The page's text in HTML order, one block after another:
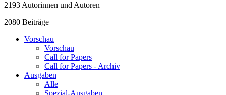
2193 Autorinnen und Autoren
2080 Beiträge
Vorschau
Vorschau
Call for Papers
Call for Papers - Archiv
Ausgaben
Alle
Spezial-Ausgaben